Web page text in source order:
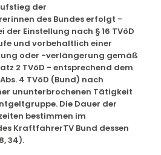
der
des Bundes erfolgt -
der Einstellung nach § 16 TVöD
und vorbehaltlich einer
oder -verlängerung gemäß
2 TVöD - entsprechend dem
4 TVöD (Bund) nach
ununterbrochenen Tätigkeit
Die Dauer der
bestimmen im
KraftfahrerTV Bund dessen
34).